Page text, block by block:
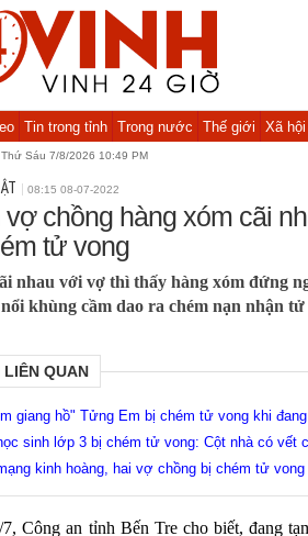
Tin trong tỉnh Trong nước Thế giới Xã hội
Thứ Sáu 7/8/2026 10:49 PM
08:15 08-07-2022
vợ chồng hàng xóm cãi
tử vong
nhau với vợ thì thấy hàng xóm đứng
khùng cầm dao ra chém nạn nhận tử
LIÊN QUAN
giang hồ" Tửng Em bị chém tử vong khi
sinh lớp 3 bị chém tử vong: Cột nhà có vết
kinh hoàng, hai vợ chồng bị chém tử vong
Công an tỉnh Bến Tre cho biết, đang